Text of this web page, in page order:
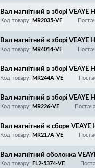
A/Canon 712/713/725/726/
Вал магнітний в зборі
0/6650/6670/6680/
Код товару: MR2035-VE
Вал магнітний в зборі
6/625/630/Canon LBP351/
Код товару: MR4014-VE
Вал магнітний в зборі
Код товару: MR244A-VE
Вал магнітний в зборі
28/Canon MF421/426/428/
056/056H/057/057H/T06/
Код товару: MR226-VE
Вал магнітний в сборе
Код товару: MR217A-VE
Вал магнітний оболонка
Код товару: FL2-5374-VE